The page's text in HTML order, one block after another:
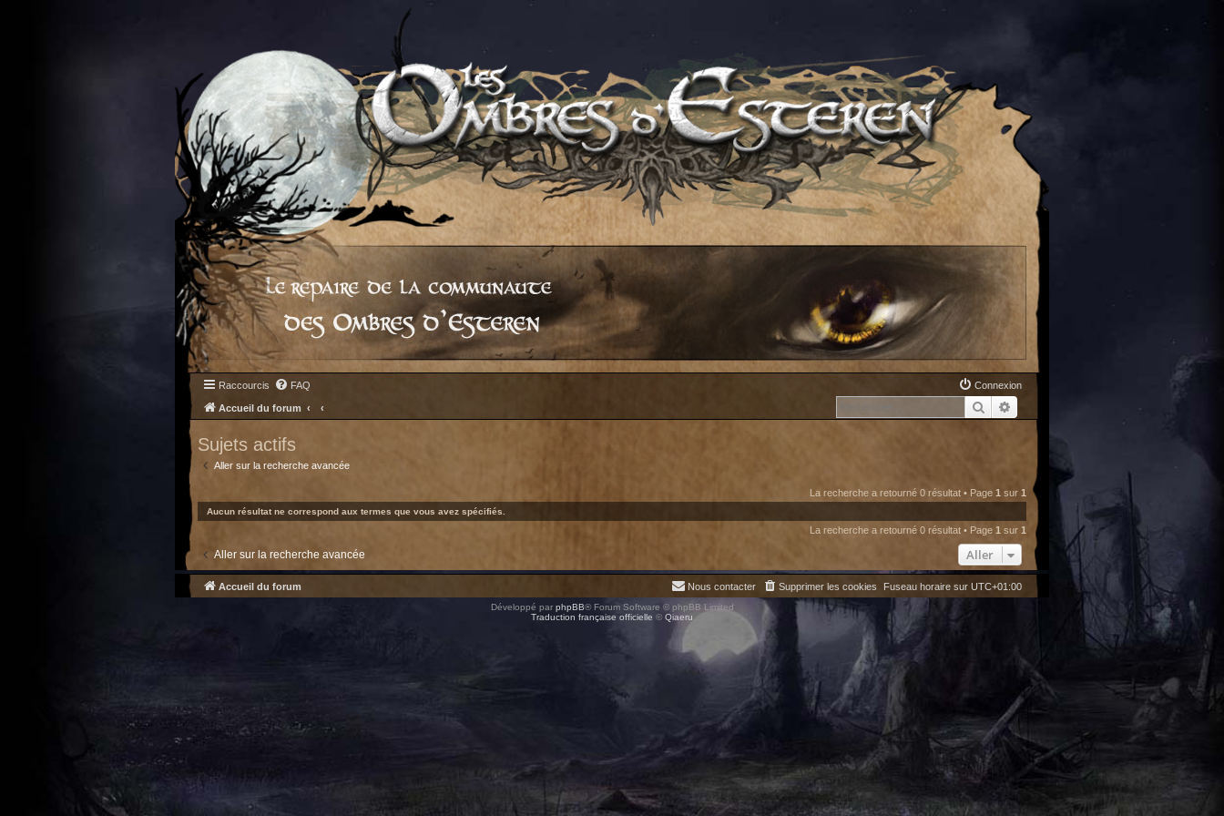
Raccourcis FAQ Connexion
Accueil du forum Rechercher
Sujets actifs
Aller sur la recherche avancée
La recherche a retourné 0 résultat • Page 1 sur 1
Aucun résultat ne correspond aux termes que vous avez spécifiés.
La recherche a retourné 0 résultat • Page 1 sur 1
Aller sur la recherche avancée Aller
Accueil du forum Fuseau horaire sur UTC+01:00
Supprimer les cookies
Nous contacter
Développé par phpBB® Forum Software © phpBB Limited
Traduction française officielle © Qiaeru